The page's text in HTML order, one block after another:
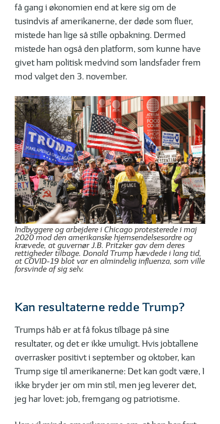
få gang i økonomien end at kere sig om de
tusindvis af amerikanerne, der døde som fluer,
mistede han lige så stille opbakning. Dermed
mistede han også den platform, som kunne have
givet ham politisk medvind som landsfader frem
mod valget den 3. november.
Indbyggere og arbejdere i Chicago protesterede i maj
2020 mod den amerikanske hjemsendelsesordre og
krævede, at guvernør J.B. Pritzker gav dem deres
rettigheder tilbage. Donald Trump hævdede i lang tid,
at COVID-19 blot var en almindelig influenza, som ville
forsvinde af sig selv.
Kan resultaterne redde Trump?
Trumps håb er at få fokus tilbage på sine
resultater, og det er ikke umuligt. Hvis jobtallene
overrasker positivt i september og oktober, kan
Trump sige til amerikanerne: Det kan godt være, I
ikke bryder jer om min stil, men jeg leverer det,
jeg har lovet: job, fremgang og patriotisme.